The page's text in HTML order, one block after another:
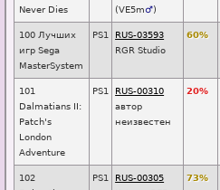
Never Dies
(VE5m♂)
100 Лучших
игр Sega
MasterSystem
PS1
RUS-03593
RGR Studio
60%
101
Dalmatians II:
Patch's
London
Adventure
PS1
RUS-00310
автор
неизвестен
20%
102
PS1
RUS-00305
73%